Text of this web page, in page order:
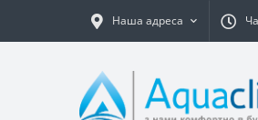
Наша адреса